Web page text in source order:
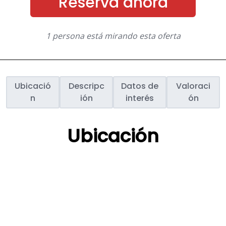
1 persona está mirando esta oferta
Ubicació
n
Descripc
ión
Datos de
interés
Valoraci
ón
Ubicación